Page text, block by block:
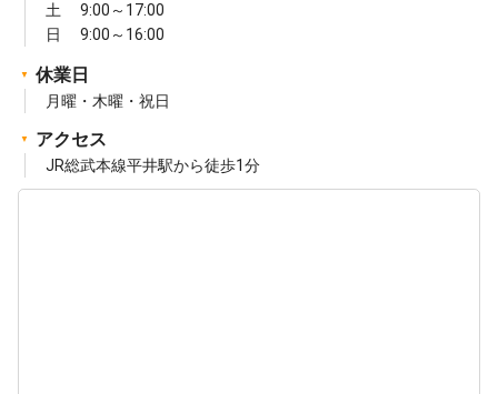
土 9:00～17:00
日 9:00～16:00
休業日
月曜・木曜・祝日
アクセス
JR総武本線平井駅から徒歩1分